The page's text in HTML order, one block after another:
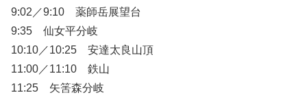
9:02／9:10 薬師岳展望台
9:35 仙女平分岐
10:10／10:25 安達太良山頂
11:00／11:10 鉄山
11:25 矢筈森分岐